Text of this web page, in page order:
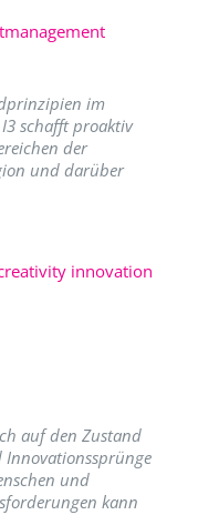
im
schafft proaktiv
der
und darüber
innovation
auf den Zustand
und
kann